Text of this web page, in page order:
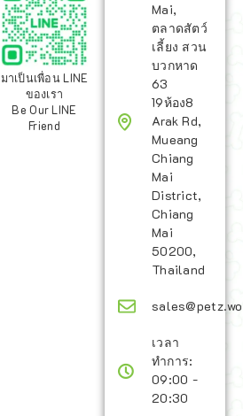
มาเป็นเพื่อน LINE
ของเรา
Be Our LINE
Friend
Mai,
ตลาดสัตว์
เลี้ยง สวน
บวกหาด
63
19ห้อง8
Arak Rd,
Mueang
Chiang
Mai
District,
Chiang
Mai
50200,
Thailand
เวลา
ทำการ:
09:00 -
20:30